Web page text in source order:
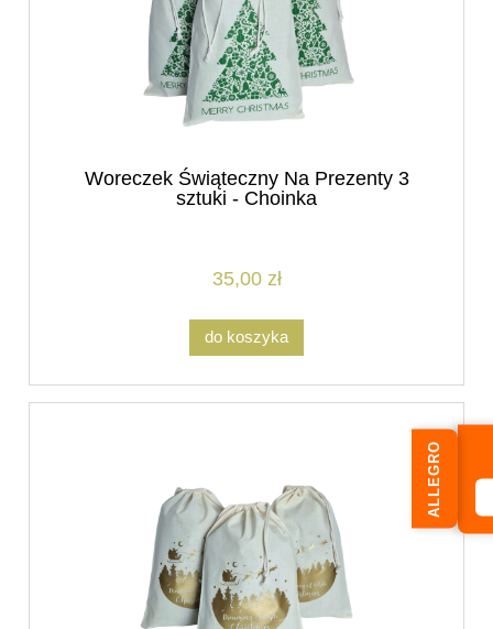
Woreczek Świąteczny Na Prezenty 3
sztuki - Choinka
35,00 zł
do koszyka
ALLEGRO